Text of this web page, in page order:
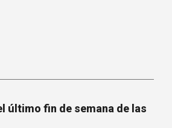
último fin de semana de las